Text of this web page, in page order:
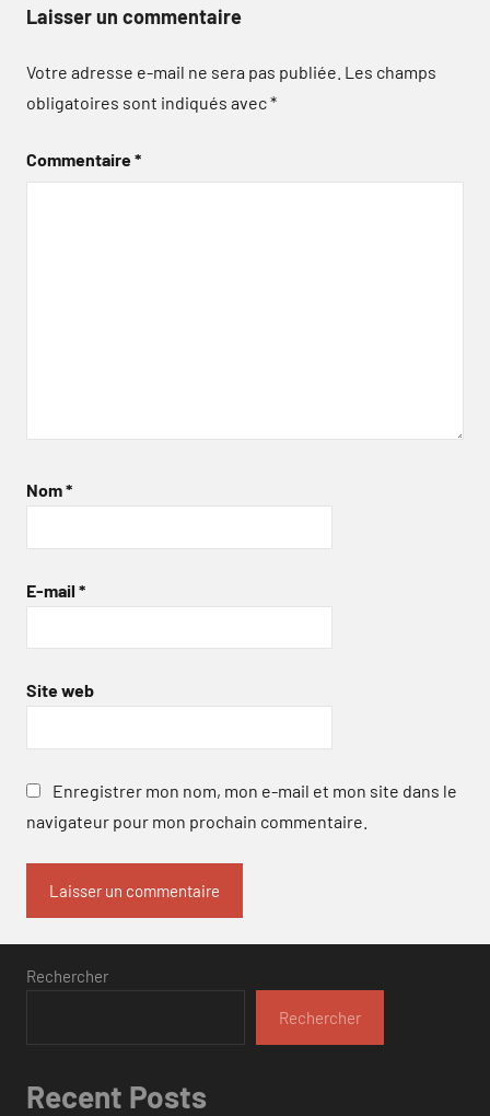
Laisser un commentaire
Votre adresse e-mail ne sera pas publiée. Les champs
obligatoires sont indiqués avec*
Commentaire*
Nom*
E-mail *
Site web
Enregistrer mon nom, mon e-mail et mon site dans le
navigateur pour mon prochain commentaire.
Rechercher
Rechercher
Recent Posts